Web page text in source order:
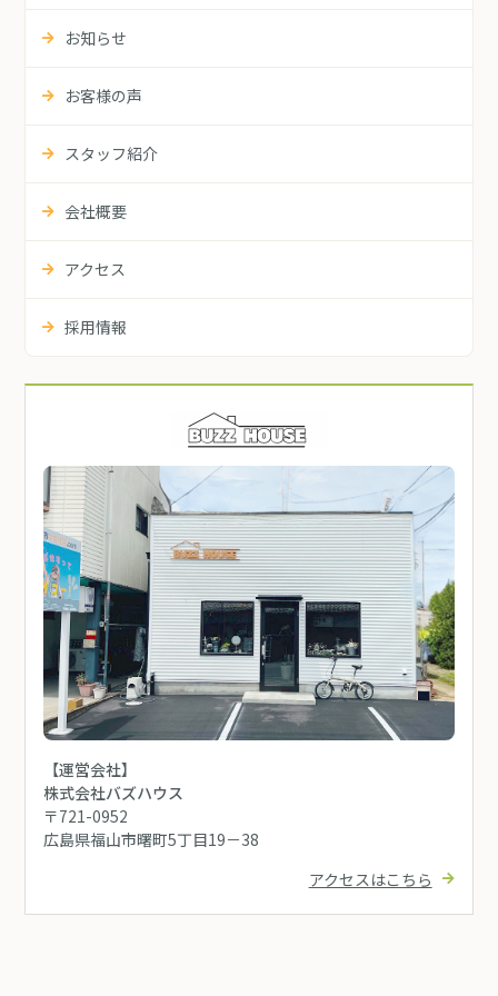
お知らせ
お客様の声
スタッフ紹介
会社概要
アクセス
採用情報
【運営会社】
株式会社バズハウス
〒721-0952
広島県福山市曙町5丁目19－38
アクセスはこちら